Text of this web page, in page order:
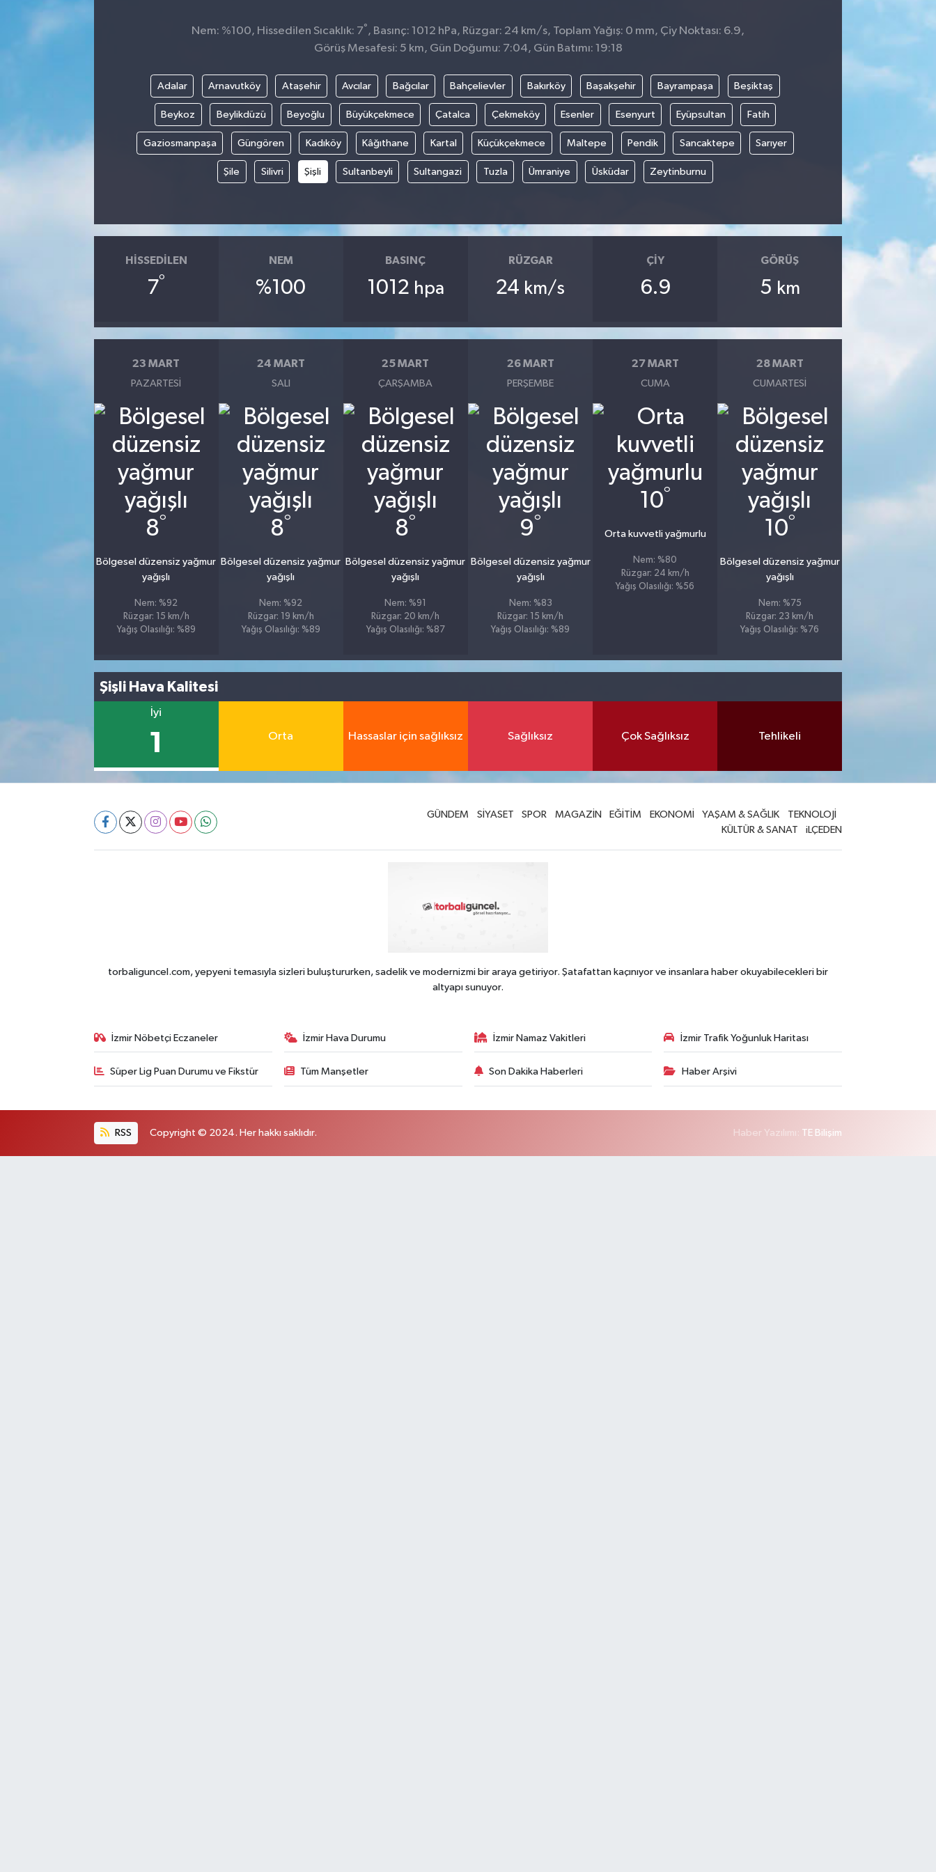
Nem: %100, Hissedilen Sıcaklık: 7° , Basınç: 1012 hPa, Rüzgar: 24 km/s, Toplam Yağış: 0 mm, Çiy Noktası: 6.9,
Görüş Mesafesi: 5 km, Gün Doğumu: 7:04, Gün Batımı: 19:18
Adalar Arnavutköy Ataşehir Avcılar Bağcılar Bahçelievler Bakırköy Başakşehir Bayrampaşa Beşiktaş
Beykoz Beylikdüzü Beyoğlu Büyükçekmece Çatalca Çekmeköy Esenler Esenyurt Eyüpsultan Fatih
Gaziosmanpaşa Güngören Kadıköy Kâğıthane Kartal Küçükçekmece Maltepe Pendik Sancaktepe Sarıyer
Şile Silivri Şişli Sultanbeyli Sultangazi Tuzla Ümraniye Üsküdar Zeytinburnu
HISSEDILEN
7°
NEM
%100
BASINÇ
1012 hpa
RÜZGAR
24 km/s
ÇIY
6.9
GÖRÜŞ
5 km
23 MART
PAZARTESI
8°
Bölgesel düzensiz yağmur
yağışlı
Nem: %92
Rüzgar: 15 km/h
Yağış Olasılığı: %89
24 MART
SALI
8°
Bölgesel düzensiz yağmur
yağışlı
Nem: %92
Rüzgar: 19 km/h
Yağış Olasılığı: %89
25 MART
ÇARŞAMBA
8°
Bölgesel düzensiz yağmur
yağışlı
Nem: %91
Rüzgar: 20 km/h
Yağış Olasılığı: %87
26 MART
PERŞEMBE
9°
Bölgesel düzensiz yağmur
yağışlı
Nem: %83
Rüzgar: 15 km/h
Yağış Olasılığı: %89
27 MART
CUMA
10°
Orta kuvvetli yağmurlu
Nem: %80
Rüzgar: 24 km/h
Yağış Olasılığı: %56
28 MART
CUMARTESI
10°
Bölgesel düzensiz yağmur
yağışlı
Nem: %75
Rüzgar: 23 km/h
Yağış Olasılığı: %76
Şişli Hava Kalitesi
İyi
1 Orta Hassaslar için sağlıksız Sağlıksız Çok Sağlıksız Tehlikeli
GÜNDEM SİYASET SPOR MAGAZİN EĞİTİM EKONOMİ YAŞAM & SAĞLIK
TEKNOLOJİ
KÜLTÜR & SANAT
iLÇEDEN
torbaliguncel.com, yepyeni temasıyla sizleri buluştururken, sadelik ve modernizmi bir araya getiriyor. Şatafattan kaçınıyor ve insanlara haber okuyabilecekleri bir
altyapı sunuyor.
İzmir Nöbetçi Eczaneler İzmir Hava Durumu İzmir Namaz Vakitleri İzmir Trafik Yoğunluk Haritası
Süper Lig Puan Durumu ve Fikstür Tüm Manşetler Son Dakika Haberleri Haber Arşivi
RSS Copyright © 2024. Her hakkı saklıdır. Haber Yazılımı: TE Bilişim